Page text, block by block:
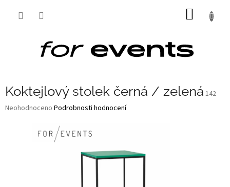
Koktejlový stolek černá / zelená 142
Průměrné
Neohodnoceno Podrobnosti hodnocení